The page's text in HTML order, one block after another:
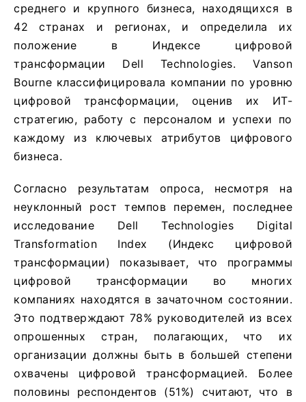
среднего и крупного бизнеса, находящихся в
42 странах и регионах, и определила их
положение в Индексе цифровой
трансформации Dell Technologies. Vanson
Bourne классифицировала компании по уровню
цифровой трансформации, оценив их ИТ-
стратегию, работу с персоналом и успехи по
каждому из ключевых атрибутов цифрового
бизнеса.
Согласно результатам опроса, несмотря на
неуклонный рост темпов перемен, последнее
исследование Dell Technologies Digital
Transformation Index (Индекс цифровой
трансформации) показывает, что программы
цифровой трансформации во многих
компаниях находятся в зачаточном состоянии.
Это подтверждают 78% руководителей из всех
опрошенных стран, полагающих, что их
организации должны быть в большей степени
охвачены цифровой трансформацией. Более
половины респондентов (51%) считают, что в